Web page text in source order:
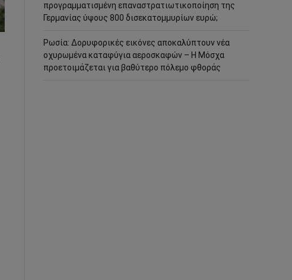
προγραμματισμένη επαναστρατιωτικοποίηση της
Γερμανίας ύψους 800 δισεκατομμυρίων ευρώ;
Ρωσία: Δορυφορικές εικόνες αποκαλύπτουν νέα
οχυρωμένα καταφύγια αεροσκαφών – Η Μόσχα
προετοιμάζεται για βαθύτερο πόλεμο φθοράς